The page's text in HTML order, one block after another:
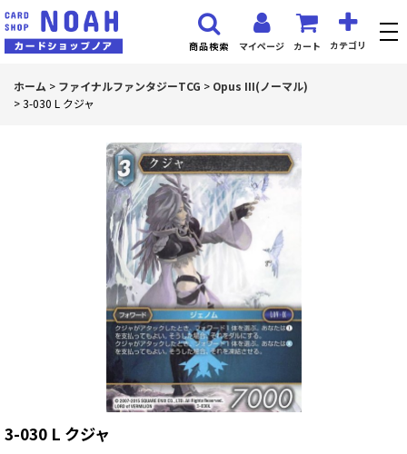
マイページ カート カテゴリ
商品検索
ホーム > ファイナルファンタジーTCG > Opus III(ノーマル)
>3-030 L クジャ
3-030 L クジャ